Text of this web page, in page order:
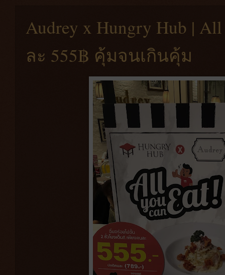
Audrey x Hungry Hub |
ละ 555฿ คุ้มจนเกินคุ้ม